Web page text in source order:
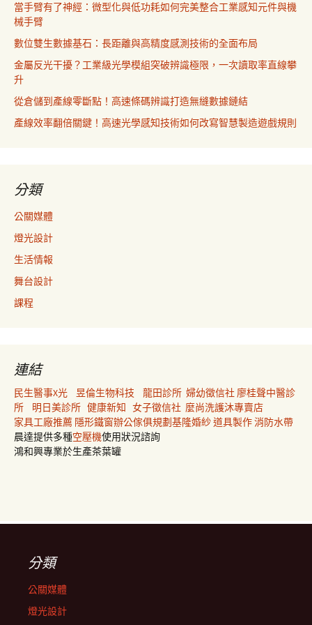
當手臂有了神經：微型化與低功耗如何完美整合工業感知元件與機
械手臂
數位雙生數據基石：長距離與高精度感測技術的全面布局
金屬反光干擾？工業級光學模組突破辨識極限，一次讀取率直線攀
升
從倉儲到產線零斷點！高速條碼辨識打造無縫數據鏈結
產線效率翻倍關鍵！高速光學感知技術如何改寫智慧製造遊戲規則
分類
公關媒體
燈光設計
生活情報
舞台設計
課程
連結
民生醫事X光 昱倫生物科技 龍田診所 婦幼徵信社 廖桂聲中醫診
所
明日美診所 健康新知 女子徵信社 麼尚洗護沐專賣店
家具工廠推薦 隱形鐵窗辦公傢俱規劃基隆婚紗道具製作消防水帶
晨達提供多種空壓機使用狀況諮詢
鴻和興專業於生產茶葉罐
分類
公關媒體
燈光設計